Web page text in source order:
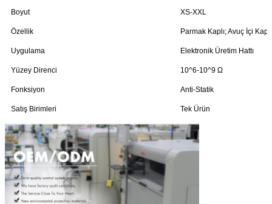
Boyut XS-XXL
Özellik Parmak Kaplı; Avuç İçi Kaplı
Uygulama Elektronik Üretim Hattı
Yüzey Direnci 10^6-10^9 Ω
Fonksiyon Anti-Statik
Satış Birimleri Tek Ürün